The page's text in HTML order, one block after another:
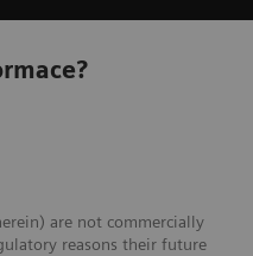
are not commercially
reasons their future